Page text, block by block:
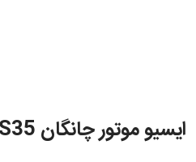
ایسیو موتور چانگان CHANGAN CS35